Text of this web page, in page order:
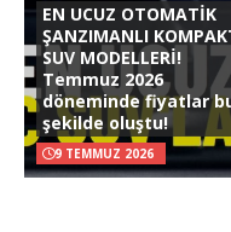
EN UCUZ OTOMATİK
ŞANZIMANLI
SUV MODELLERİ!
Temmuz 2026
döneminde fiyatlar
şekilde oluştu!
9 TEMMUZ 2026